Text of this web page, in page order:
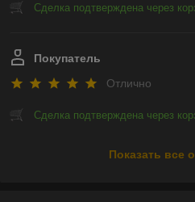
Сделка подтверждена через
Покупатель
Отлично
Сделка подтверждена через
Показать все